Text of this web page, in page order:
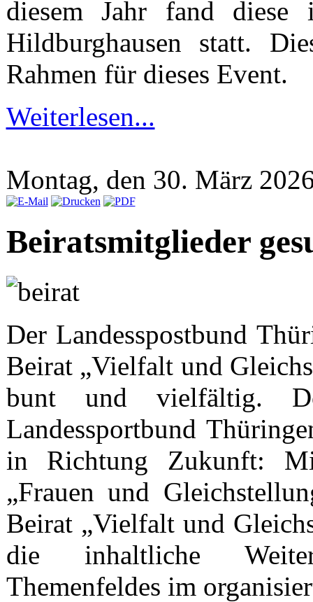
diesem Jahr fand diese
Hildburghausen statt.
Rahmen für dieses Event.
Weiterlesen...
Montag, den 30. März
Beiratsmitglieder
Der Landesspostbund
Beirat „Vielfalt und
bunt und vielfältig.
Landessportbund
in Richtung Zukunft:
„Frauen und
Beirat „Vielfalt und
die inhaltliche
Themenfeldes im